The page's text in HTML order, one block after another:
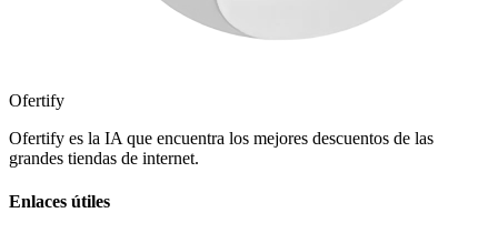
Ofertify
Ofertify es la IA que encuentra los mejores descuentos de las
grandes tiendas de internet.
Enlaces útiles